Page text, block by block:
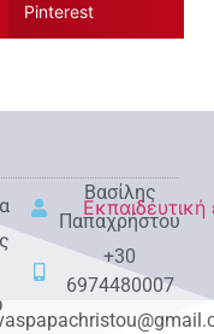
Pinterest
Βασίλης
Παπαχρήστου
+30
6974480007